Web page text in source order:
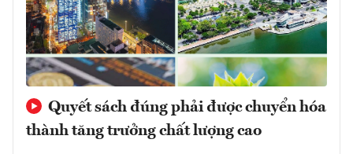
Quyết sách đúng phải được chuyển hóa
thành tăng trưởng chất lượng cao